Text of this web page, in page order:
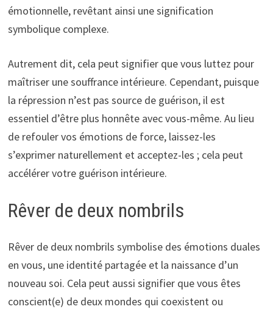
émotionnelle, revêtant ainsi une signification
symbolique complexe.
Autrement dit, cela peut signifier que vous luttez pour
maîtriser une souffrance intérieure. Cependant, puisque
la répression n’est pas source de guérison, il est
essentiel d’être plus honnête avec vous-même. Au lieu
de refouler vos émotions de force, laissez-les
s’exprimer naturellement et acceptez-les ; cela peut
accélérer votre guérison intérieure.
Rêver de deux nombrils
Rêver de deux nombrils symbolise des émotions duales
en vous, une identité partagée et la naissance d’un
nouveau soi. Cela peut aussi signifier que vous êtes
conscient(e) de deux mondes qui coexistent ou